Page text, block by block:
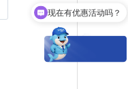
Woot能为卖家解决什么痛点？